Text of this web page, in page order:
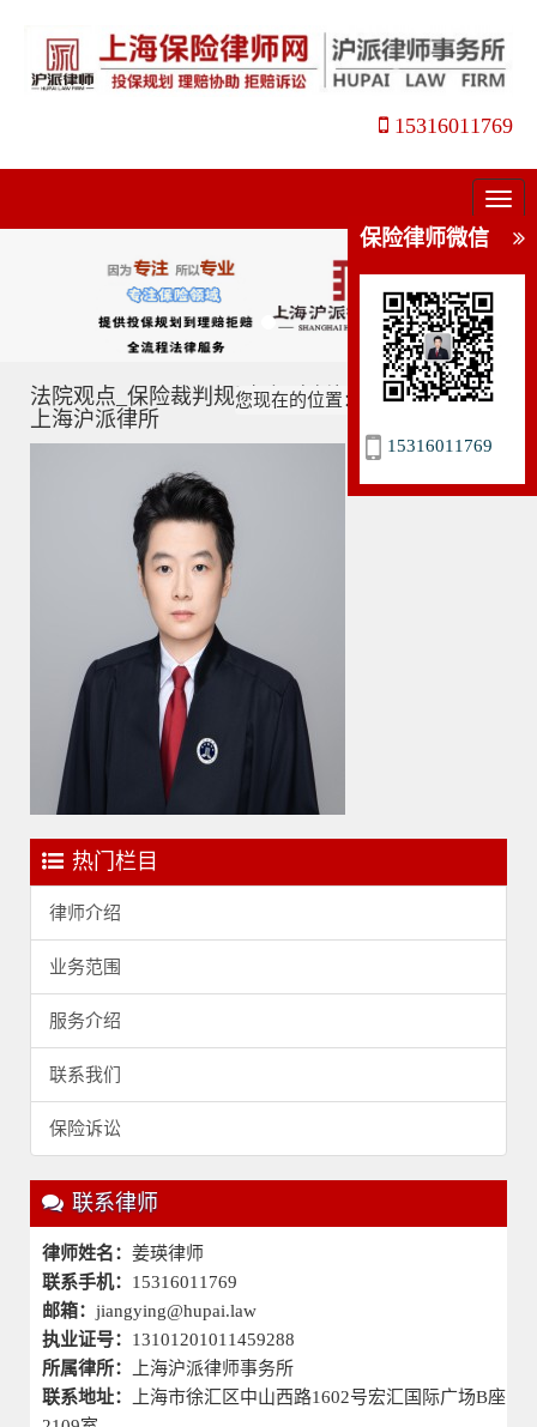
15316011769
菜
单
法院观点_保险裁判规则_保险判例分析_姜瑛律师_
上海沪派律所
您现在的位置： 主页>法院观点>
热门栏目
律师介绍
业务范围
服务介绍
联系我们
保险诉讼
联系律师
律师姓名： 姜瑛律师
联系手机： 15316011769
邮箱： jiangying@hupai.law
执业证号： 13101201011459288
所属律所：
上海沪派律师事务所
联系地址：
上海市徐汇区中山西路1602号宏汇国际广场B座
保险律师微信
15316011769